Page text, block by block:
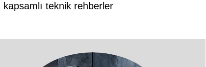
teknik rehberler